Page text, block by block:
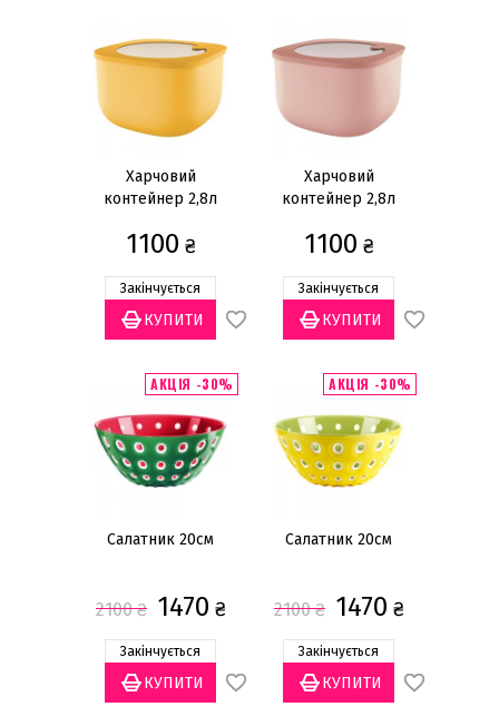
Харчовий
контейнер 2,8л
1100 ₴
Закінчується
Харчовий
контейнер 2,8л
1100 ₴
Закінчується
АКЦІЯ -30%
Салатник 20см
2100₴ 1470 ₴
Закінчується
АКЦІЯ -30%
Салатник 20см
2100₴ 1470 ₴
Закінчується